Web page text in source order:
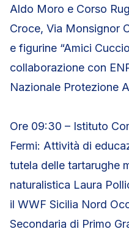
Aldo Moro e Corso
Croce, Via Monsignor
e figurine “Amici
collaborazione con
Nazionale Protezione
Ore 09:30 – Istituto
Fermi: Attività di
tutela delle tartarughe
naturalistica Laura
il WWF Sicilia Nord
Secondaria di Primo